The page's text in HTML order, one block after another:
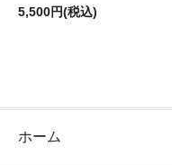
5,500円(税込)
ホーム